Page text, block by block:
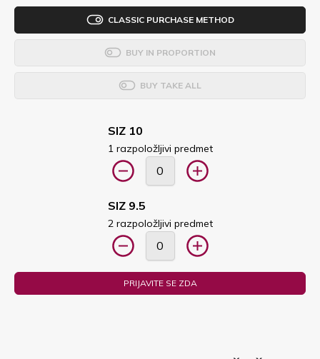
CLASSIC PURCHASE METHOD
BUY IN PROPORTION
BUY TAKE ALL
SIZ 10
1 razpoložljivi predmet
SIZ 9.5
2 razpoložljivi predmet
PRIJAVITE SE ZDA